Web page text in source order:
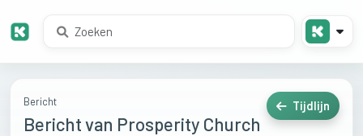
Bericht
Bericht van Prosperity Church
Tijdlijn